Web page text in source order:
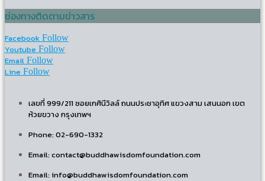
ช่องทางติดตามข่าวสาร
Facebook Follow
Youtube Follow
Email Follow
Line Follow
เลขที่ 999/211 ซอยเกศินีวิลล์ ถนนประชาอุทิศ แขวงสาม เสนนอก เขต
ห้วยขวาง กรุงเทพฯ
Phone: 02-690-1332
Email: contact@buddhawisdomfoundation.com
Email: info@buddhawisdomfoundation.com